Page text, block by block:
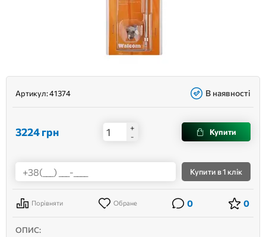
Артикул:41374 В наявності
3224грн
+
-
Купити
Купити в 1 клік
Порівняти Обране 0 0
ОПИС: